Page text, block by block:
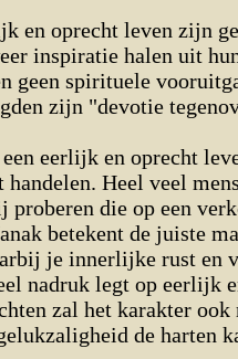
en oprecht leven zijn
inspiratie halen uit
geen spirituele
zijn "devotie
eerlijk en oprecht
Heel veel
die op een
betekent de juiste
je innerlijke rust en
nadruk legt op eerlijk
zal het karakter
de harten